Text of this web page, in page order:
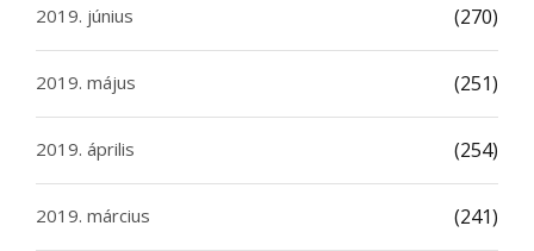
2019. június (270)
2019. május (251)
2019. április (254)
2019. március (241)